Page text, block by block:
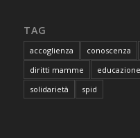
TAG
accoglienza conoscenza
diritti mamme
solidarietà
spid